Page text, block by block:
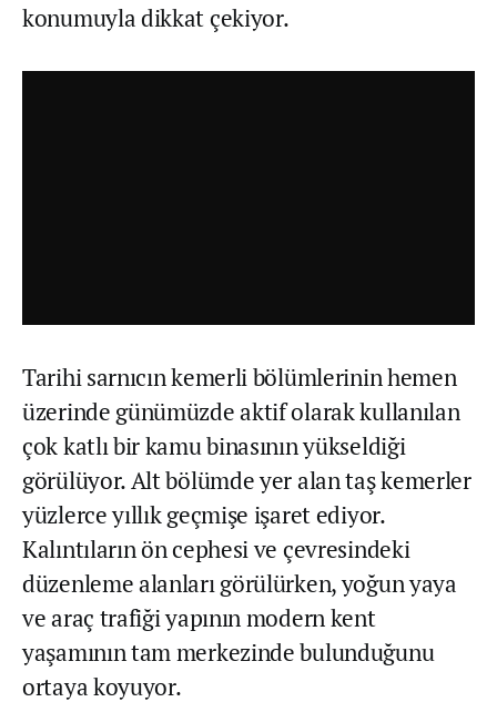
konumuyla dikkat çekiyor.
Tarihi sarnıcın kemerli bölümlerinin hemen
üzerinde günümüzde aktif olarak kullanılan
çok katlı bir kamu binasının yükseldiği
görülüyor. Alt bölümde yer alan taş kemerler
yüzlerce yıllık geçmişe işaret ediyor.
Kalıntıların ön cephesi ve çevresindeki
düzenleme alanları görülürken, yoğun yaya
ve araç trafiği yapının modern kent
yaşamının tam merkezinde bulunduğunu
ortaya koyuyor.